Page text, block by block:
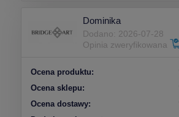
Dominika
Dodano: 2026-07-28
Opinia zweryfikowana
Ocena produktu:
Ocena sklepu:
Ocena dostawy: